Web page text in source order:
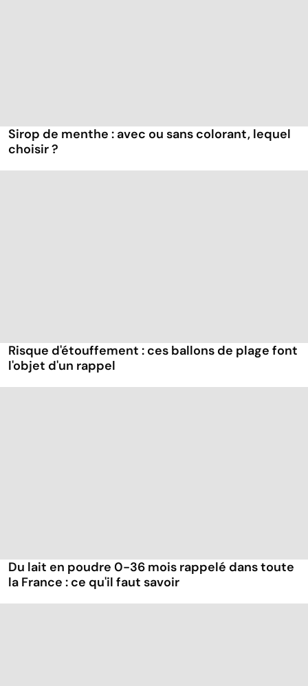
Sirop de menthe : avec ou sans colorant, lequel
choisir ?
Risque d'étouffement : ces ballons de plage font
l'objet d'un rappel
Du lait en poudre 0-36 mois rappelé dans toute
la France : ce qu'il faut savoir